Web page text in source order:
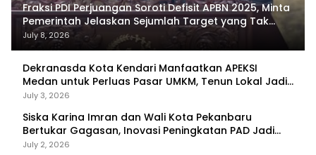
Fraksi PDI Perjuangan Soroti Defisit APBN 2025, Minta
Pemerintah Jelaskan Sejumlah Target yang Tak
Tercapai
July 8, 2026
Dekranasda Kota Kendari Manfaatkan APEKSI
Medan untuk Perluas Pasar UMKM, Tenun Lokal Jadi
Primadona
July 3, 2026
Siska Karina Imran dan Wali Kota Pekanbaru
Bertukar Gagasan, Inovasi Peningkatan PAD Jadi
Fokus Diskusi
July 2, 2026